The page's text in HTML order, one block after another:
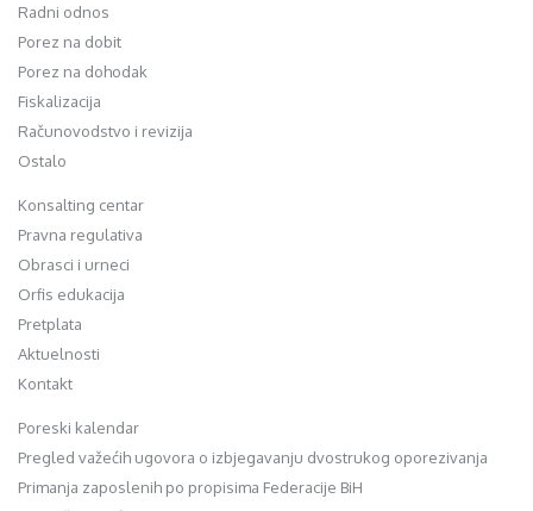
Radni odnos
Porez na dobit
Porez na dohodak
Fiskalizacija
Računovodstvo i revizija
Ostalo
Konsalting centar
Pravna regulativa
Obrasci i urneci
Orfis edukacija
Pretplata
Aktuelnosti
Kontakt
Poreski kalendar
Pregled važećih ugovora o izbjegavanju dvostrukog oporezivanja
Primanja zaposlenih po propisima Federacije BiH